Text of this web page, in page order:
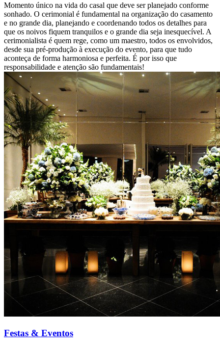
Momento único na vida do casal que deve ser planejado conforme
sonhado. O cerimonial é fundamental na organização do casamento
e no grande dia, planejando e coordenando todos os detalhes para
que os noivos fiquem tranquilos e o grande dia seja inesquecível. A
cerimonialista é quem rege, como um maestro, todos os envolvidos,
desde sua pré-produção à execução do evento, para que tudo
aconteça de forma harmoniosa e perfeita. É por isso que
responsabilidade e atenção são fundamentais!
Festas & Eventos